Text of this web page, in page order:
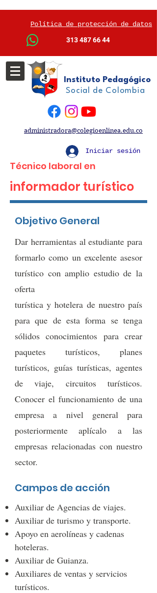
Política de protección de datos
313 487 66 44
Instituto Pedagógico
Social de Colombia
administradora@colegioenlinea.edu.co
Iniciar sesión
Técnico laboral en
informador turístico
Objetivo General
Dar herramientas al estudiante para
formarlo como un excelente asesor
turístico con amplio estudio de la
oferta
turística y hotelera de nuestro país
para que de esta forma se tenga
sólidos conocimientos para crear
paquetes turísticos, planes
turísticos, guías turísticas, agentes
de viaje, circuitos turísticos.
Conocer el funcionamiento de una
empresa a nivel general para
posteriormente aplícalo a las
empresas relacionadas con nuestro
sector.
Campos de acción
Auxiliar de Agencias de viajes.
Auxiliar de turismo y transporte.
Apoyo en aerolíneas y cadenas
hoteleras.
Auxiliar de Guianza.
Auxiliares de ventas y servicios
turísticos.